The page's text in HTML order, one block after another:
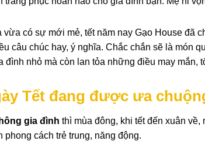
có sự mới mẻ, tết năm nay Gạo House đã
câu chúc hay, ý nghĩa. Chắc chắn sẽ là món
nhỏ mà còn lan tỏa những điều may mắn,
Tết đang được ưa
gia đình thì mùa đông, khi tết đến xuân
cách trẻ trung, năng động.